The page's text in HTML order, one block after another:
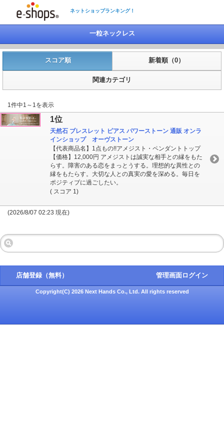
ネットショップランキング！
一粒ネックレス
スコア順 新着順（0）
関連カテゴリ
1件中1～1を表示
1位
天然石 ブレスレット ピアス パワーストーン 通販 オンラ
インショップ オーヴストーン
【代表商品名】1点もの!!アメジスト・ペンダントトップ
【価格】12,000円 アメジストは誠実な相手との縁をもた
らす。障害のある恋をまっとうする。理想的な異性との
縁をもたらす。大切な人との真実の愛を深める。毎日を
ポジティブに過ごしたい。
( スコア 1)
(2026/8/07 02:23 現在)
店舗登録（無料） 管理画面ログイン
Copyright(C) 2026 Next Hands Co., Ltd. All rights reserved